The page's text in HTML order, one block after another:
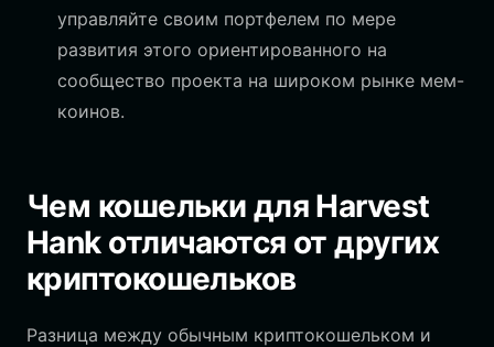
управляйте своим портфелем по мере
развития этого ориентированного на
сообщество проекта на широком рынке мем-
коинов.
Чем кошельки для Harvest
Hank отличаются от других
криптокошельков
Разница между обычным криптокошельком и